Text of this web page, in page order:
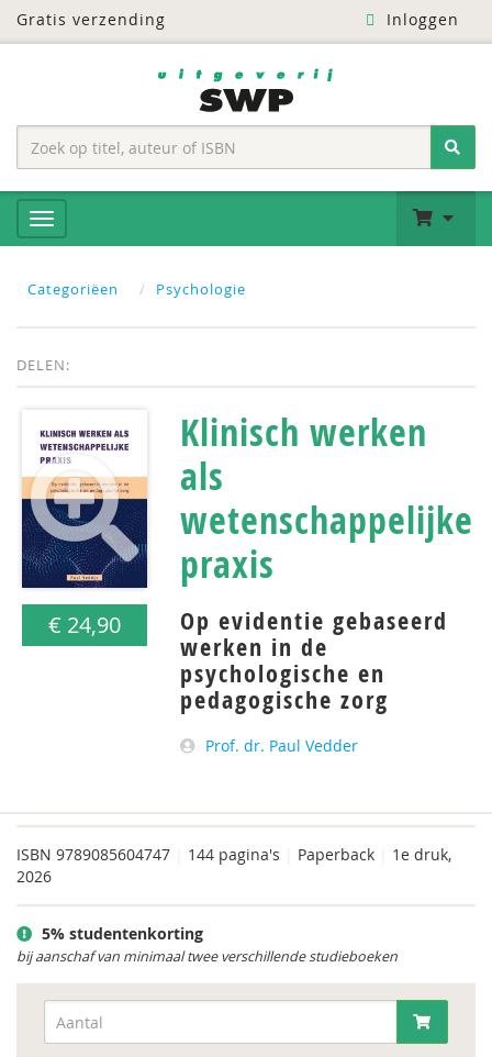
Gratis verzending Inloggen
Categoriëen Psychologie
DELEN:
€ 24,90
Klinisch werken
als
wetenschappelijke
praxis
Op evidentie gebaseerd
werken in de
psychologische en
pedagogische zorg
Prof. dr. Paul Vedder
ISBN 9789085604747 144 pagina's Paperback
1e druk,
2026
5% studentenkorting
bij aanschaf van minimaal twee verschillende studieboeken